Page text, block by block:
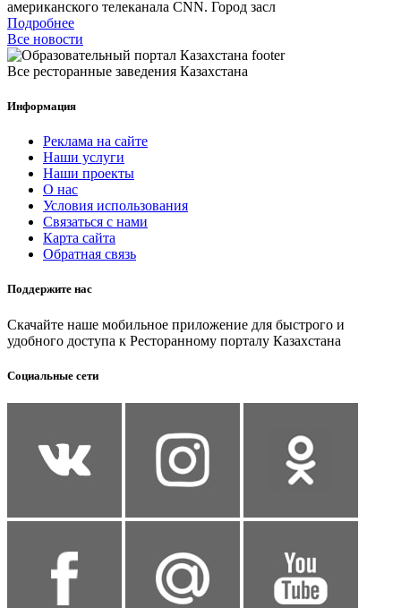
американского телеканала CNN. Город засл
Подробнее
Все новости
Все ресторанные заведения Казахстана
Информация
Реклама на сайте
Наши услуги
Наши проекты
О нас
Условия использования
Связаться с нами
Карта сайта
Обратная связь
Поддержите нас
Скачайте наше мобильное приложение для быстрого и
удобного доступа к Ресторанному порталу Казахстана
Социальные сети